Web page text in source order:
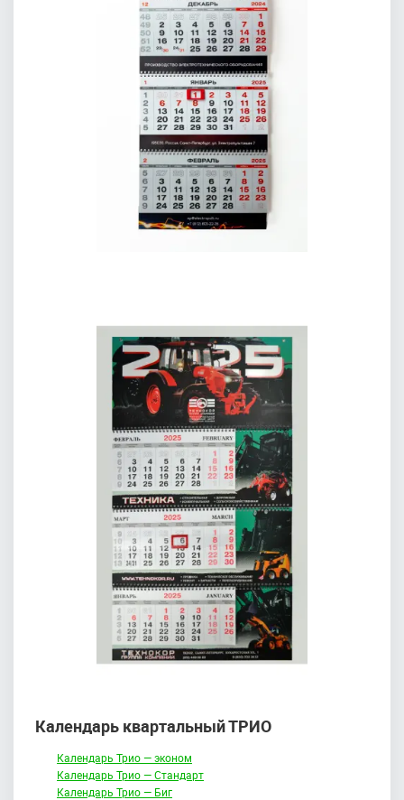
Календарь квартальный ТРИО
Календарь Трио — эконом
Календарь Трио — Стандарт
Календарь Трио — Биг